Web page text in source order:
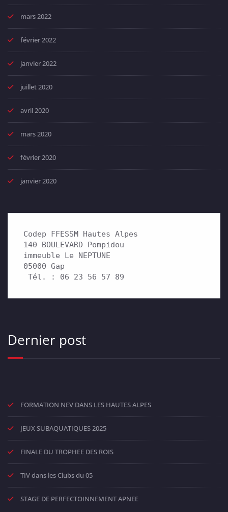
mars 2022
février 2022
janvier 2022
juillet 2020
avril 2020
mars 2020
février 2020
janvier 2020
Codep FFESSM Hautes Alpes
140 BOULEVARD Pompidou
immeuble Le NEPTUNE
05000 Gap
Tél. : 06 23 56 57 89
Dernier post
FORMATION NEV DANS LES HAUTES ALPES
JEUX SUBAQUATIQUES 2025
FINALE DU TROPHEE DES ROIS
TIV dans les Clubs du 05
STAGE DE PERFECTOINNEMENT APNEE